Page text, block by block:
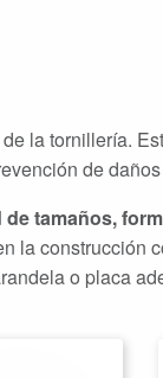
la tornillería.
de
tamaños,
la
o placa